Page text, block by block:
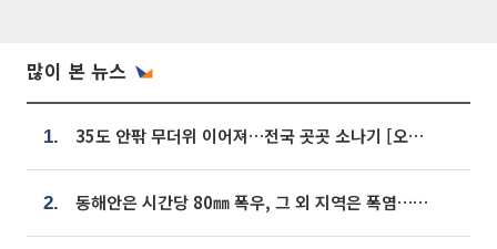
많이 본 뉴스
1. 35도 안팎 무더위 이어져…전국 곳곳 소나기 [오늘 날씨]
2. 동해안은 시간당 80㎜ 폭우, 그 외 지역은 폭염…‘극과 극 날씨’